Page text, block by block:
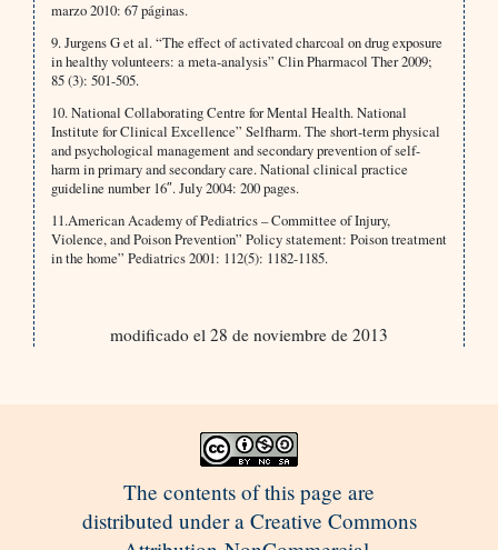
marzo 2010: 67 páginas.
9. Jurgens G et al. “The effect of activated charcoal on drug exposure
in healthy volunteers: a meta-analysis” Clin Pharmacol Ther 2009;
85 (3): 501-505.
10. National Collaborating Centre for Mental Health. National
Institute for Clinical Excellence” Selfharm. The short-term physical
and psychological management and secondary prevention of self-
harm in primary and secondary care. National clinical practice
guideline number 16″. July 2004: 200 pages.
11.American Academy of Pediatrics – Committee of Injury,
Violence, and Poison Prevention” Policy statement: Poison treatment
in the home” Pediatrics 2001: 112(5): 1182-1185.
modificado el 28 de noviembre de 2013
The contents of this page are
distributed under a Creative Commons